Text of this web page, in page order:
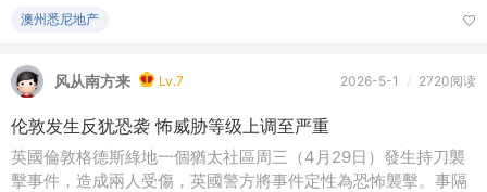
澳州悉尼地产
风从南方来 Lv.7 2026-5-1 / 2720阅读
伦敦发生反犹恐袭 怖威胁等级上调至严重
英國倫敦格德斯綠地一個猶太社區周三（4月29日）發生持刀襲
擊事件，造成兩人受傷，英國警方將事件定性為恐怖襲擊。事隔